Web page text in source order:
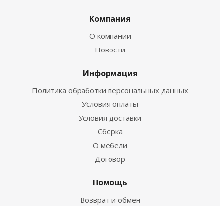
Компания
О компании
Новости
Информация
Политика обработки персональных данных
Условия оплаты
Условия доставки
Сборка
О мебели
Договор
Помощь
Возврат и обмен